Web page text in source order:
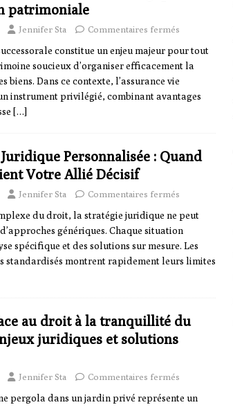
patrimoniale
Jennifer Sta
Commentaires fermés
constitue un enjeu majeur pour tout
soucieux d’organiser efficacement la
biens. Dans ce contexte, l’assurance vie
instrument privilégié, combinant avantages
[…]
Personnalisée : Quand
Votre Allié Décisif
Jennifer Sta
Commentaires fermés
du droit, la stratégie juridique ne peut
génériques. Chaque situation
spécifique et des solutions sur mesure. Les
standardisés montrent rapidement leurs limites
au droit à la tranquillité du
juridiques et solutions
Jennifer Sta
Commentaires fermés
pergola dans un jardin privé représente un